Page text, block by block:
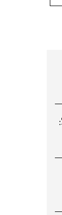
في حوار مع Suveen Sahib: